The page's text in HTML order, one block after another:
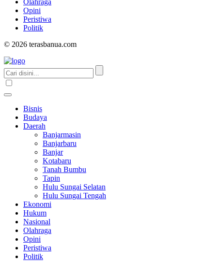
Olahraga
Opini
Peristiwa
Politik
© 2026 terasbanua.com
Bisnis
Budaya
Daerah
Banjarmasin
Banjarbaru
Banjar
Kotabaru
Tanah Bumbu
Tapin
Hulu Sungai Selatan
Hulu Sungai Tengah
Ekonomi
Hukum
Nasional
Olahraga
Opini
Peristiwa
Politik